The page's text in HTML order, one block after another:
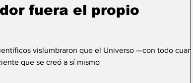
fuera el propio
vislumbraron que el Universo —con todo
que se creó a sí mismo